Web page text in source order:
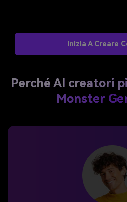
Inizia A Creare
Perché AI creatori
Monster